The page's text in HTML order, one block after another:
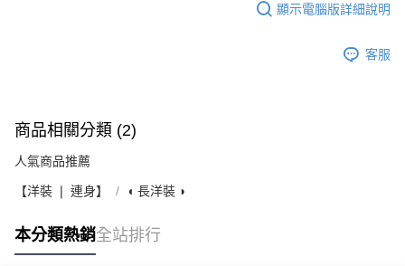
顯示電腦版詳細說明
客服
商品相關分類 (2)
人氣商品推薦
【洋裝 ❘ 連身】 ◖ 長洋裝 ◗
本分類熱銷全站排行